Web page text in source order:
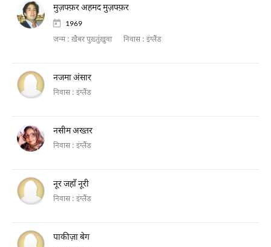
मुज़फ्फ़र अहमद मुज़फ्फ़र
1969
जन्म : ख़ैबर पुख़्तुंख़ुवा निवास : इंग्लैंड
नजमा अंसार
निवास : इंग्लैंड
नसीम अख्तर
निवास : इंग्लैंड
नूर जहाँ नूरी
निवास : इंग्लैंड
पाकीज़ा बेग